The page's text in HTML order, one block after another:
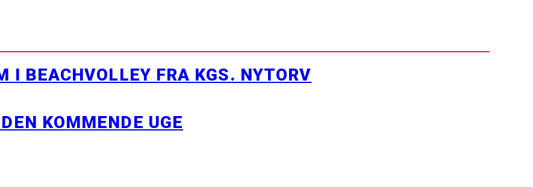
I BEACHVOLLEY FRA KGS. NYTORV
KOMMENDE UGE